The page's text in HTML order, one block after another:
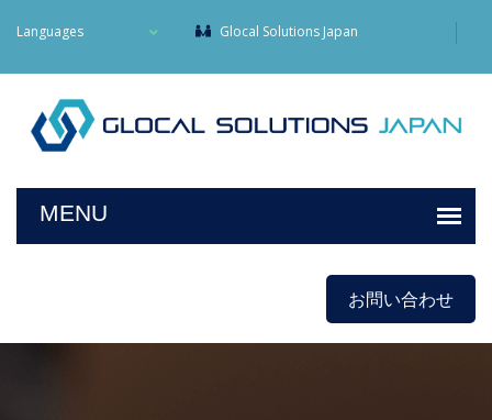
Languages Glocal Solutions Japan
お問い合わせ